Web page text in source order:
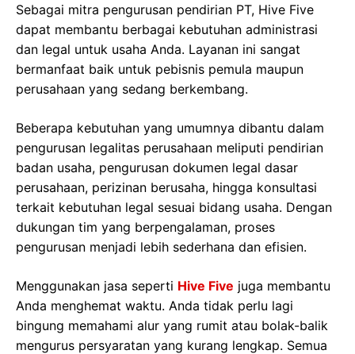
Sebagai mitra pengurusan pendirian PT, Hive Five
dapat membantu berbagai kebutuhan administrasi
dan legal untuk usaha Anda. Layanan ini sangat
bermanfaat baik untuk pebisnis pemula maupun
perusahaan yang sedang berkembang.
Beberapa kebutuhan yang umumnya dibantu dalam
pengurusan legalitas perusahaan meliputi pendirian
badan usaha, pengurusan dokumen legal dasar
perusahaan, perizinan berusaha, hingga konsultasi
terkait kebutuhan legal sesuai bidang usaha. Dengan
dukungan tim yang berpengalaman, proses
pengurusan menjadi lebih sederhana dan efisien.
Menggunakan jasa seperti Hive Five juga membantu
Anda menghemat waktu. Anda tidak perlu lagi
bingung memahami alur yang rumit atau bolak-balik
mengurus persyaratan yang kurang lengkap. Semua